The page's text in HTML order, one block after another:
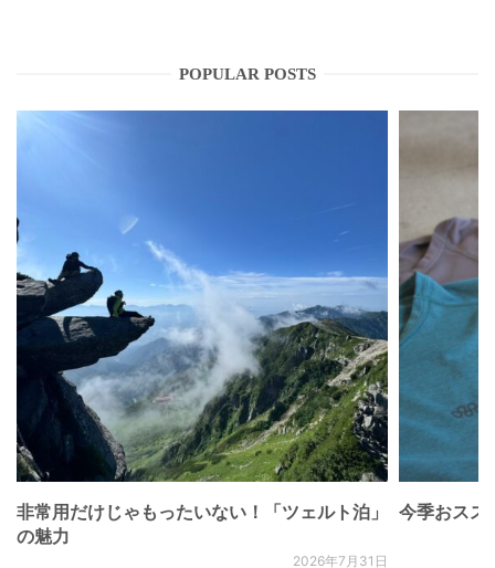
POPULAR POSTS
非常用だけじゃもったいない！「ツェルト泊」
の魅力
2026年7月31日
今季おスス